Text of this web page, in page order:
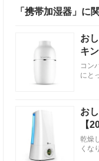
「携帯加湿器」に
お
キ
コン
にと
お
【
乾燥
くな